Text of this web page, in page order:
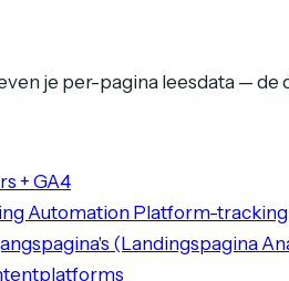
je per-pagina leesdata — de
+ GA4
Automation Platform-tracking
(Landingspagina